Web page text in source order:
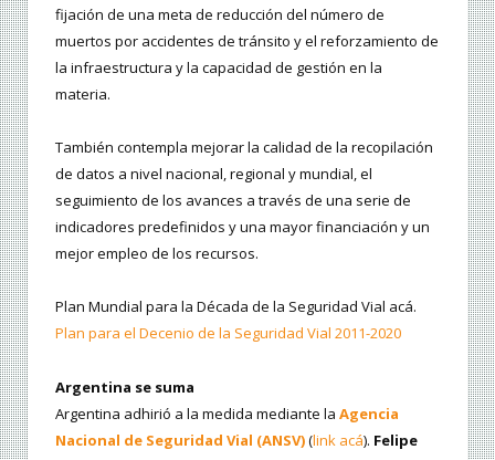
fijación de una meta de reducción del número de
muertos por accidentes de tránsito y el reforzamiento de
la infraestructura y la capacidad de gestión en la
materia.
También contempla mejorar la calidad de la recopilación
de datos a nivel nacional, regional y mundial, el
seguimiento de los avances a través de una serie de
indicadores predefinidos y una mayor financiación y un
mejor empleo de los recursos.
Plan Mundial para la Década de la Seguridad Vial acá.
Plan para el Decenio de la Seguridad Vial 2011-2020
Argentina se suma
Argentina adhirió a la medida mediante la Agencia
Nacional de Seguridad Vial (ANSV)(link acá). Felipe